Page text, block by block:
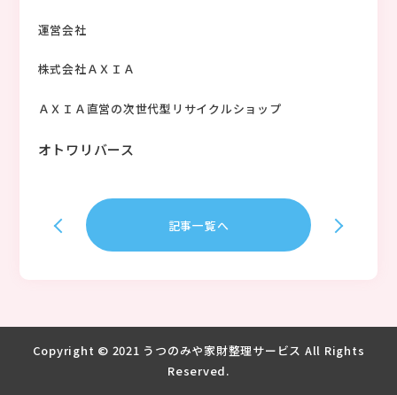
運営会社
株式会社ＡＸＩＡ
ＡＸＩＡ直営の次世代型リサイクルショップ
オトワリバース
記事一覧へ
Copyright © 2021 うつのみや家財整理サービス All Rights
Reserved.